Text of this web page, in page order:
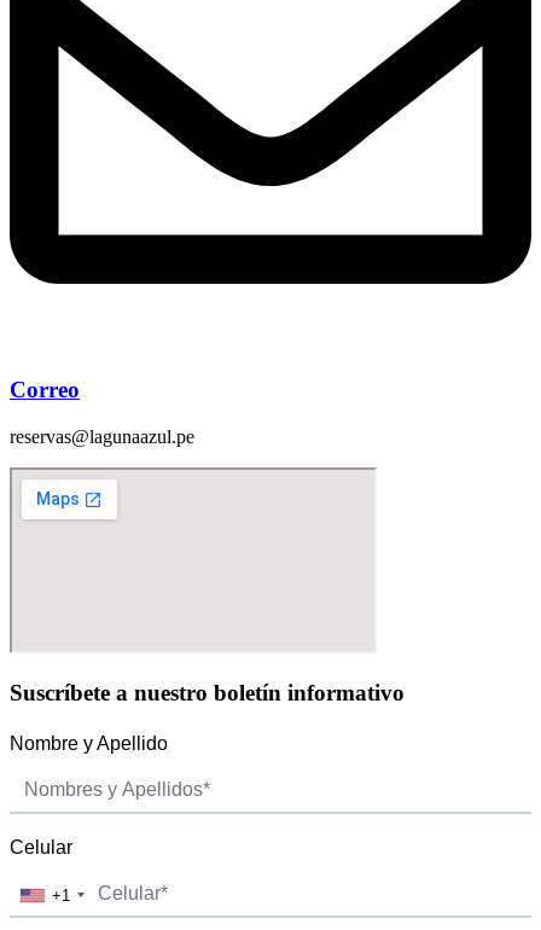
Correo
reservas@lagunaazul.pe
Suscríbete a nuestro boletín informativo